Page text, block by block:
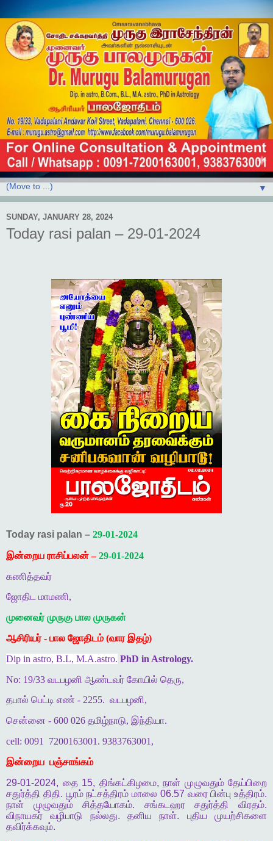
▼
SUNDAY, JANUARY 28, 2024
Today rasi palan – 29-01-2024
Today rasi palan – 29-01-2024
இன்றைய ராசிப்பலன் –29-01-2024
கணித்தவர்
ஜோதிட மாமணி,
முனைவர் முருகு பால முருகன்
ஆசிரியர் - பால ஜோதிடம் (வார இதழ்)
Dip in astro, B.L, M.A.astro. PhD in Astrology.
No: 19/33 வடபழனி ஆண்டவர் கோயில் தெரு,
தபால் பெட்டி எண் - 2255. வடபழனி,
சென்னை - 600 026 தமிழ்நாடு, இந்தியா.
cell: 0091
7200163001. 9383763001,
இன்றைய பஞ்சாங்கம்
29-01-2024, தை15, திங்கட்கிழமை, நாள் முழுவதும் தேய்பிறை
சதுர்த்தி திதி. பூரம் நட்சத்திரம் மாலை 06.57 வரை பின்பு உத்திரம்.
நாள்
முழுவதும் சித்தயோகம். சங்கடஹர சதுர்த்தி விரதம்.
விநாயகர்
வழிபாடு நல்லது.தனிய நாள். புதிய
முயற்சிகளை
தவிர்க்கவும்.